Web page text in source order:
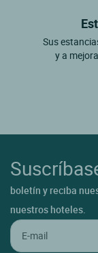
Sus
y a
boletín y reciba
nuestros hoteles.